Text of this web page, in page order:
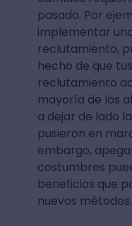
pasado. Por
implementar
reclutamiento,
hecho de que
reclutamiento
mayoría de los
a dejar de lado
pusieron en
embargo,
costumbres
beneficios que
nuevos métodos.